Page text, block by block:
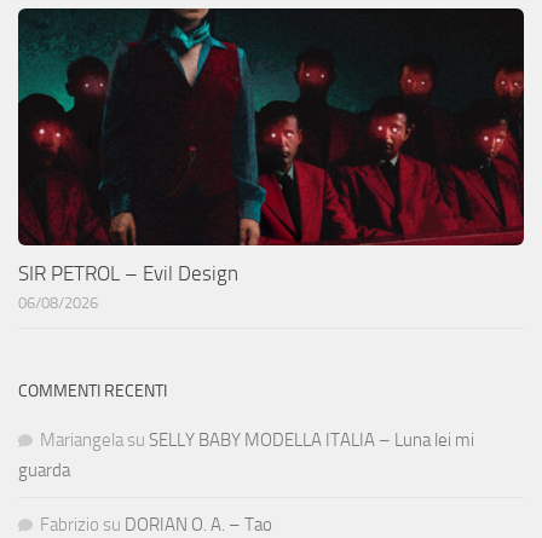
SIR PETROL – Evil Design
06/08/2026
COMMENTI RECENTI
Mariangela su SELLY BABY MODELLA ITALIA – Luna lei mi
guarda
Fabrizio su DORIAN O. A. – Tao